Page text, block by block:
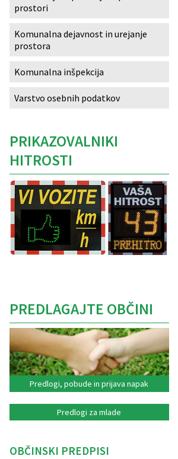
prostori
Komunalna dejavnost in urejanje
prostora
Komunalna inšpekcija
Varstvo osebnih podatkov
PRIKAZOVALNIKI
HITROSTI
PREDLAGAJTE OBČINI
Predlogi, pobude in prijava napak
Predlogi za mlade
OBČINSKI PREDPISI
Izobraževanje
Kultura, šport in turizem
Sociala in zdravstvo
Skupna občinska uprava